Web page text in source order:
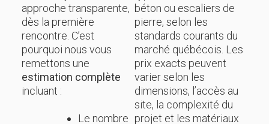
approche transparente,
dès la première
rencontre. C’est
pourquoi nous vous
remettons une
estimation complète
incluant :
Le nombre
béton ou escaliers de
pierre, selon les
standards courants du
marché québécois. Les
prix exacts peuvent
varier selon les
dimensions, l’accès au
site, la complexité du
projet et les matériaux